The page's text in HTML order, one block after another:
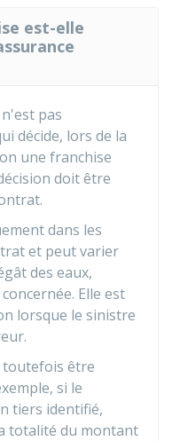
est-elle
pas
décide, lors de la
une franchise
doit être
dans les
et peut varier
des eaux,
Elle est
lorsque le sinistre
être
si le
tiers identifié,
totalité du montant